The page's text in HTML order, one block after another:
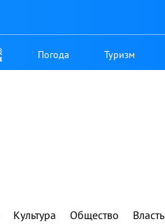
Погода Туризм
Культура Общество Власть